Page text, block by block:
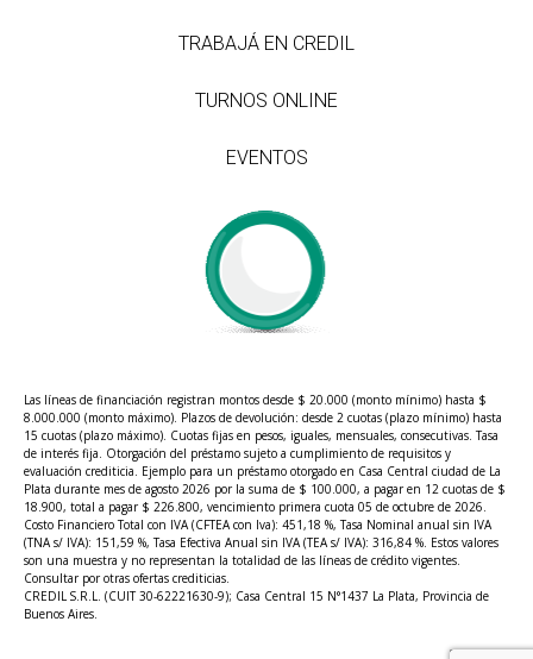
TRABAJÁ EN CREDIL
TURNOS ONLINE
EVENTOS
Las líneas de financiación registran montos desde $ 20.000 (monto mínimo) hasta $
8.000.000 (monto máximo). Plazos de devolución: desde 2 cuotas (plazo mínimo) hasta
15 cuotas (plazo máximo). Cuotas fijas en pesos, iguales, mensuales, consecutivas. Tasa
de interés fija. Otorgación del préstamo sujeto a cumplimiento de requisitos y
evaluación crediticia. Ejemplo para un préstamo otorgado en Casa Central ciudad de La
Plata durante mes de agosto 2026 por la suma de $ 100.000, a pagar en 12 cuotas de $
18.900, total a pagar $ 226.800, vencimiento primera cuota 05 de octubre de 2026.
Costo Financiero Total con IVA (CFTEA con Iva): 451,18 %, Tasa Nominal anual sin IVA
(TNA s/ IVA): 151,59 %, Tasa Efectiva Anual sin IVA (TEA s/ IVA): 316,84 %. Estos valores
son una muestra y no representan la totalidad de las líneas de crédito vigentes.
Consultar por otras ofertas crediticias.
CREDIL S.R.L. (CUIT 30-62221630-9); Casa Central 15 N°1437 La Plata, Provincia de
Buenos Aires.